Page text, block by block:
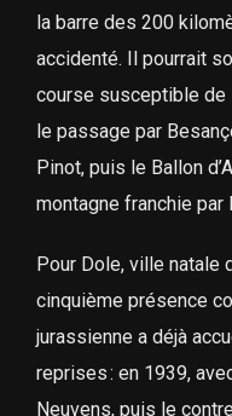
la barre des 200
accidenté. Il pourrait
course susceptible de
le passage par
Pinot, puis le Ballon
montagne franchie par
Pour Dole, ville natale
cinquième présence
jurassienne a déjà
reprises : en 1939,
Neuvens, puis le